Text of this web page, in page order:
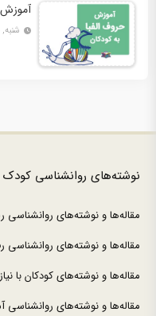
شنبه, ۱۵ خرداد
نوشته‌های روانشناسی کودک
مقاله‌ها و نوشته‌های روانشناسی
مقاله‌ها و نوشته‌های روانشناسی
مقاله‌ها و نوشته‌های کودکان با
مقاله‌ها و نوشته‌های